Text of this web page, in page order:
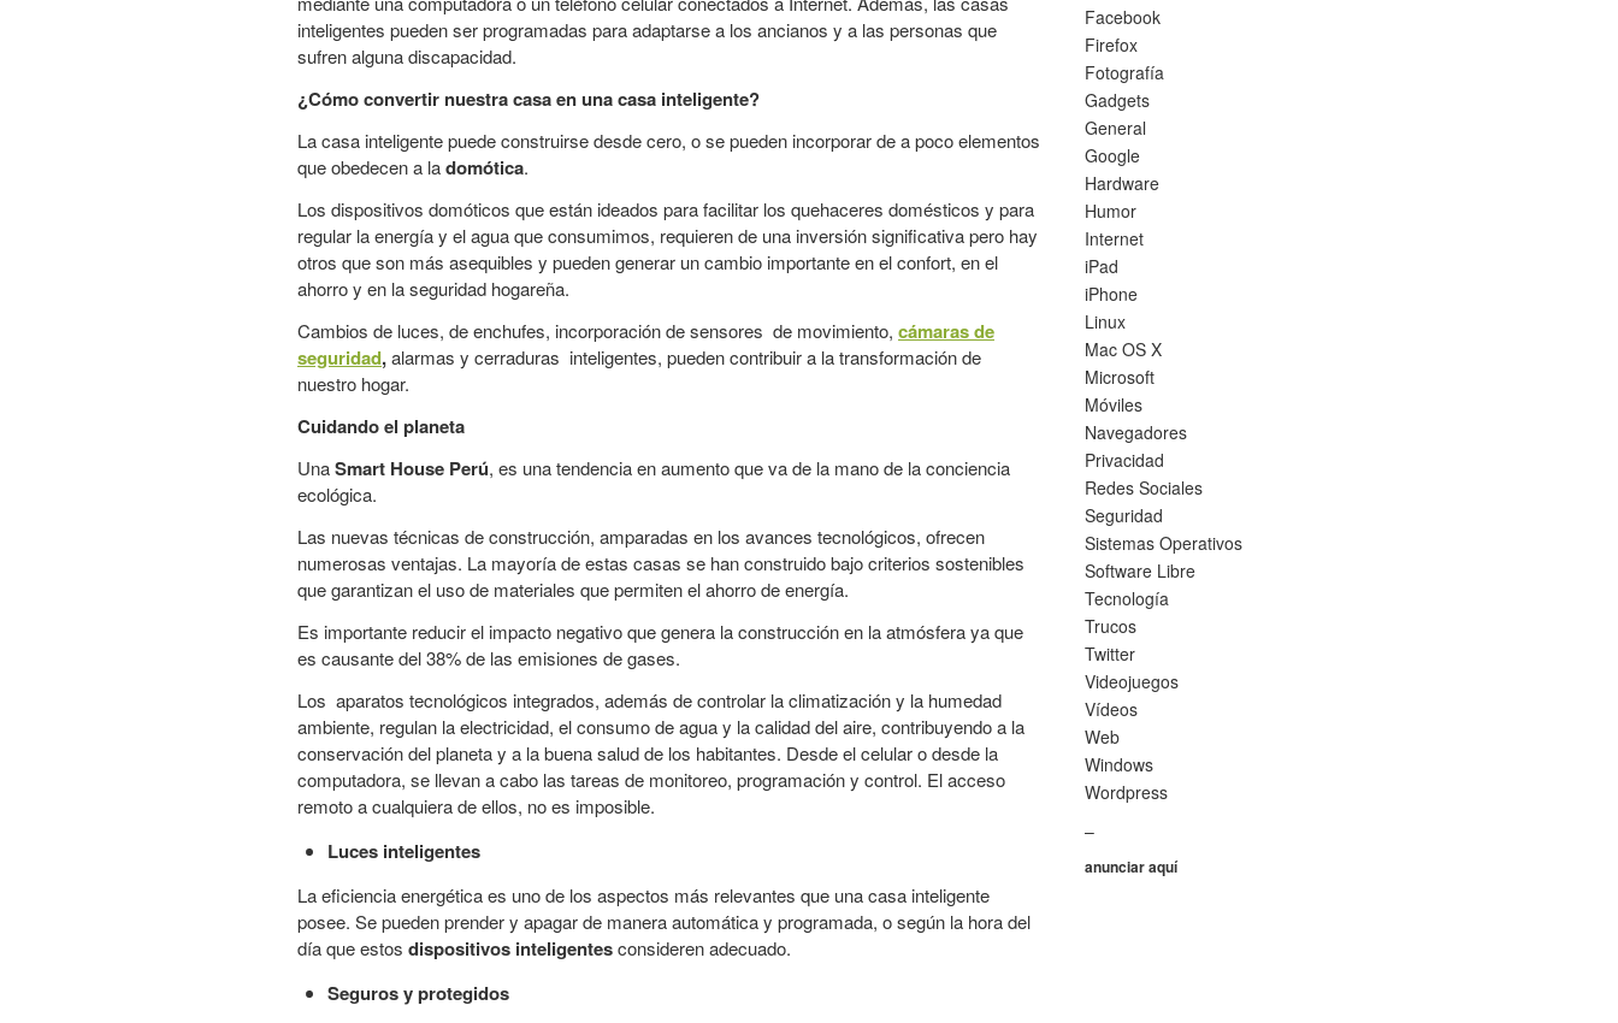
inteligentes pueden ser programadas para adaptarse a los ancianos y a las personas que
sufren alguna discapacidad.
¿Cómo convertir nuestra casa en una casa inteligente?
La casa inteligente puede construirse desde cero, o se pueden incorporar de a poco elementos
que obedecen a ladomótica.
Los dispositivos domóticos que están ideados para facilitar los quehaceres domésticos y para
regular la energía y el agua que consumimos, requieren de una inversión significativa pero hay
otros que son más asequibles y pueden generar un cambio importante en el confort, en el
ahorro y en la seguridad hogareña.
Cambios de luces, de enchufes, incorporación de sensores de movimiento, cámaras de
seguridad,alarmas y cerraduras inteligentes, pueden contribuir a la transformación de
nuestro hogar.
Cuidando el planeta
UnaSmart House Perú, es una tendencia en aumento que va de la mano de la conciencia
ecológica.
Las nuevas técnicas de construcción, amparadas en los avances tecnológicos, ofrecen
numerosas ventajas. La mayoría de estas casas se han construido bajo criterios sostenibles
que garantizan el uso de materiales que permiten el ahorro de energía.
Es importante reducir el impacto negativo que genera la construcción en la atmósfera ya que
es causante del 38% de las emisiones de gases.
Los aparatos tecnológicos integrados, además de controlar la climatización y la humedad
ambiente, regulan la electricidad, el consumo de agua y la calidad del aire, contribuyendo a la
conservación del planeta y a la buena salud de los habitantes. Desde el celular o desde la
computadora, se llevan a cabo las tareas de monitoreo, programación y control. El acceso
remoto a cualquiera de ellos, no es imposible.
Luces inteligentes
La eficiencia energética es uno de los aspectos más relevantes que una casa inteligente
posee. Se pueden prender y apagar de manera automática y programada, o según la hora del
día que estos dispositivos inteligentesconsideren adecuado.
Seguros y protegidos
Facebook
Firefox
Fotografía
Gadgets
General
Google
Hardware
Humor
Internet
iPad
iPhone
Linux
Mac OS X
Microsoft
Móviles
Navegadores
Privacidad
Redes Sociales
Seguridad
Sistemas Operativos
Software Libre
Tecnología
Trucos
Twitter
Videojuegos
Vídeos
Web
Windows
Wordpress
–
anunciar aquí